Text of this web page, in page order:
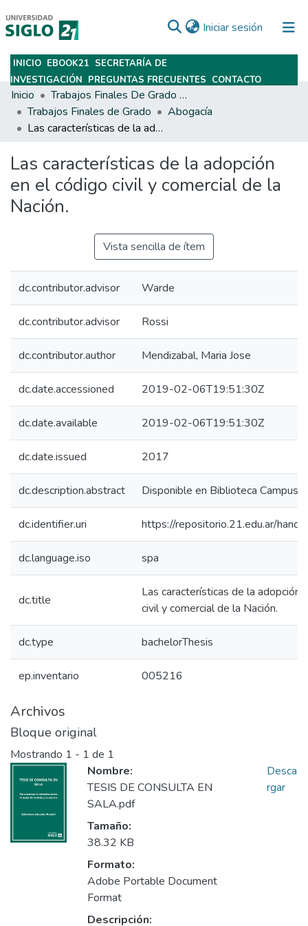
Iniciar sesión (current)
Subir
INICIO EBOOK21 SECRETARÍA DE
INVESTIGACIÓN PREGUNTAS FRECUENTES CONTACTO
Inicio
Trabajos Finales De Grado Y Posgrado
Trabajos Finales de Grado
Abogacía
Las características de la adopción en el código civil y comercial de la Nación.
Las características de la adopción
en el código civil y comercial de la
Nación.
Vista sencilla de ítem
dc.contributor.advisor Warde
dc.contributor.advisor Rossi
dc.contributor.author Mendizabal, Maria Jose
dc.date.accessioned 2019-02-06T19:51:30Z
dc.date.available 2019-02-06T19:51:30Z
dc.date.issued 2017
dc.description.abstract Disponible en Biblioteca Campus
dc.identifier.uri https://repositorio.21.edu.ar/
dc.language.iso spa
dc.title
Las características de la adopción
civil y comercial de la Nación.
dc.type bachelorThesis
ep.inventario 005216
Archivos
Bloque original
Mostrando 1 - 1 de 1
Nombre:
TESIS DE CONSULTA EN
SALA.pdf
Tamaño:
38.32 KB
Formato:
Adobe Portable Document
Format
Descripción:
Desca
rgar